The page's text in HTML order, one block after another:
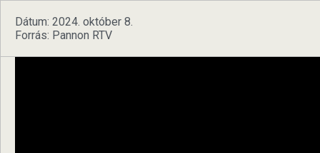
Dátum: 2024. október 8.
Forrás: Pannon RTV